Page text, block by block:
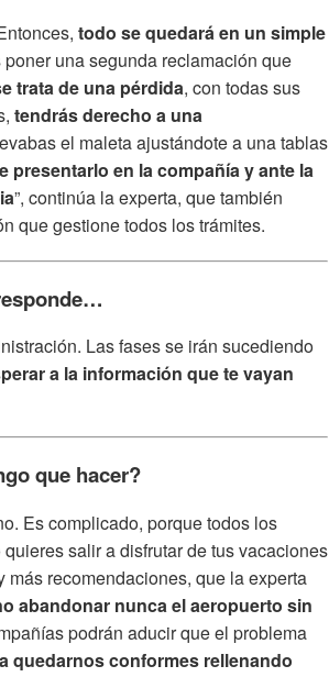
todo se quedará en un simple
una segunda reclamación que
trata de una pérdida, con todas sus
tendrás derecho a una
el maleta ajustándote a una tablas
presentarlo en la compañía y ante la
”, continúa la experta, que también
que gestione todos los trámites.
Las fases se irán sucediendo
a la información que te vayan
que hacer?
Es complicado, porque todos los
salir a disfrutar de tus vacaciones
recomendaciones, que la experta
abandonar nunca el aeropuerto sin
podrán aducir que el problema
quedarnos conformes rellenando